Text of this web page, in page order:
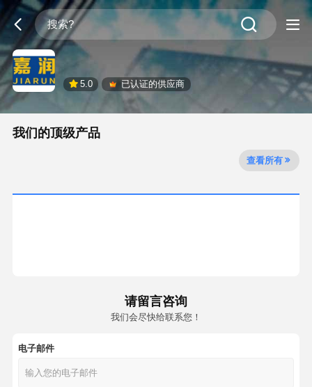
5.0 已认证的供应商
我们的顶级产品
查看所有
请留言咨询
我们会尽快给联系您！
电子邮件